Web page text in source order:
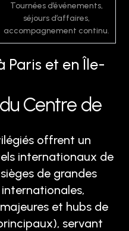
Tournées d’événements,
séjours d’affaires,
accompagnement continu.
Paris et en Île-
Centre de
offrent un
internationaux de
de grandes
et hubs de
servant